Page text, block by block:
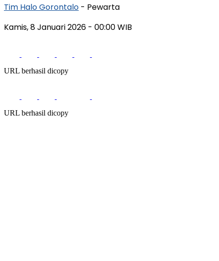
Tim Halo Gorontalo - Pewarta
Kamis, 8 Januari 2026 - 00:00 WIB
URL berhasil dicopy
URL berhasil dicopy